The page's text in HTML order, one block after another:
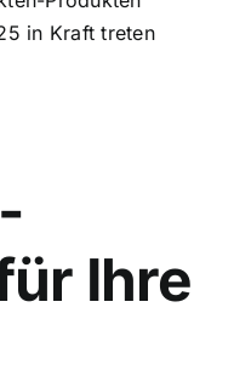
in Kraft treten
Ihre